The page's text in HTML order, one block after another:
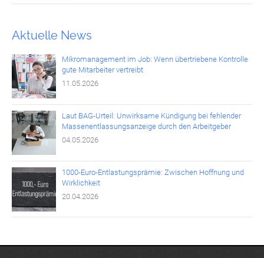
Aktuelle News
Mikromanagement im Job: Wenn übertriebene Kontrolle
gute Mitarbeiter vertreibt
11.05.2026
Laut BAG-Urteil: Unwirksame Kündigung bei fehlender
Massenentlassungsanzeige durch den Arbeitgeber
04.05.2026
1000-Euro-Entlastungsprämie: Zwischen Hoffnung und
Wirklichkeit
20.04.2026